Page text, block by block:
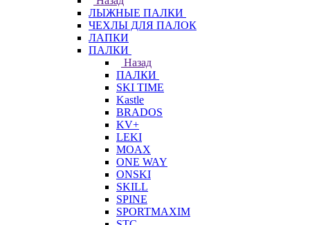
ЛЫЖНЫЕ ПАЛКИ
ЧЕХЛЫ ДЛЯ ПАЛОК
ЛАПКИ
ПАЛКИ
Назад
ПАЛКИ
SKI TIME
Kastle
BRADOS
KV+
LEKI
MOAX
ONE WAY
ONSKI
SKILL
SPINE
SPORTMAXIM